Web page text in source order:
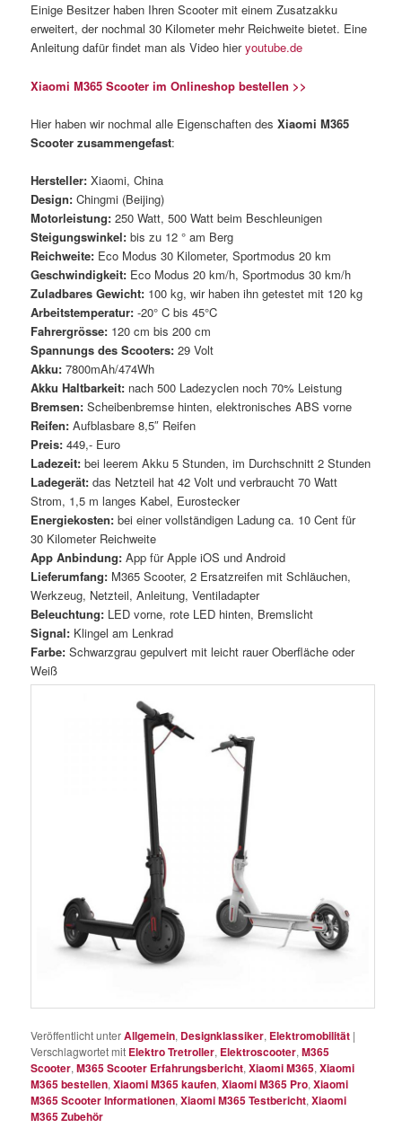
Einige Besitzer haben Ihren Scooter mit einem Zusatzakku
erweitert, der nochmal 30 Kilometer mehr Reichweite bietet. Eine
Anleitung dafür findet man als Video hieryoutube.de
Xiaomi M365 Scooter im Onlineshop bestellen >>
Hier haben wir nochmal alle Eigenschaften desXiaomi M365
Scooter zusammengefast:
Hersteller: Xiaomi, China
Design: Chingmi (Beijing)
Motorleistung: 250 Watt, 500 Watt beim Beschleunigen
Steigungswinkel: bis zu 12 ° am Berg
Reichweite: Eco Modus 30 Kilometer, Sportmodus 20 km
Geschwindigkeit: Eco Modus 20 km/h, Sportmodus 30 km/h
Zuladbares Gewicht: 100 kg, wir haben ihn getestet mit 120 kg
Arbeitstemperatur: -20° C bis 45°C
Fahrergrösse: 120 cm bis 200 cm
Spannungs des Scooters: 29 Volt
Akku: 7800mAh/474Wh
Akku Haltbarkeit: nach 500 Ladezyclen noch 70% Leistung
Bremsen: Scheibenbremse hinten, elektronisches ABS vorne
Reifen: Aufblasbare 8,5″ Reifen
Preis: 449,- Euro
Ladezeit: bei leerem Akku 5 Stunden, im Durchschnitt 2 Stunden
Ladegerät: das Netzteil hat 42 Volt und verbraucht 70 Watt
Strom, 1,5 m langes Kabel, Eurostecker
Energiekosten: bei einer vollständigen Ladung ca. 10 Cent für
30 Kilometer Reichweite
App Anbindung: App für Apple iOS und Android
Lieferumfang: M365 Scooter, 2 Ersatzreifen mit Schläuchen,
Werkzeug, Netzteil, Anleitung, Ventiladapter
Beleuchtung: LED vorne, rote LED hinten, Bremslicht
Signal: Klingel am Lenkrad
Farbe: Schwarzgrau gepulvert mit leicht rauer Oberfläche oder
Weiß
Veröffentlicht unterAllgemein, Designklassiker, Elektromobilität |
Verschlagwortet mit Elektro Tretroller, Elektroscooter,M365
Scooter,M365 Scooter Erfahrungsbericht,Xiaomi M365,Xiaomi
M365 bestellen,Xiaomi M365 kaufen,Xiaomi M365 Pro,Xiaomi
M365 Scooter Informationen,Xiaomi M365 Testbericht,Xiaomi
M365 Zubehör